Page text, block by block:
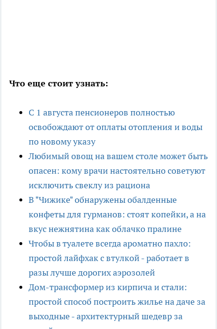
Что еще стоит узнать:
С 1 августа пенсионеров полностью
освобождают от оплаты отопления и воды
по новому указу
Любимый овощ на вашем столе может быть
опасен: кому врачи настоятельно советуют
исключить свеклу из рациона
В "Чижике" обнаружены обалденные
конфеты для гурманов: стоят копейки, а на
вкус нежнятина как облачко пралине
Чтобы в туалете всегда ароматно пахло:
простой лайфхак с втулкой - работает в
разы лучше дорогих аэрозолей
Дом-трансформер из кирпича и стали:
простой способ построить жилье на даче за
выходные - архитектурный шедевр за